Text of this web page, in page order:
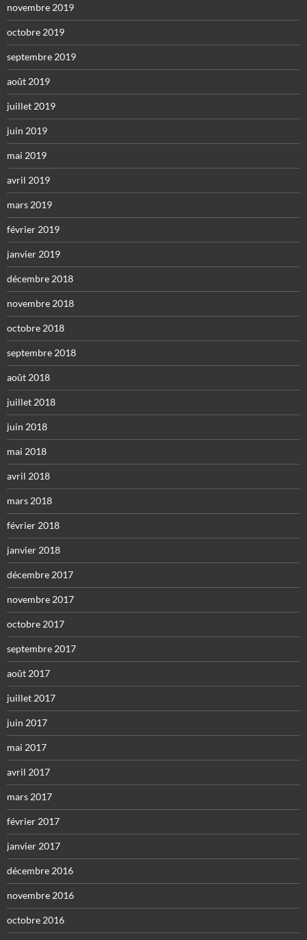
novembre 2019
octobre 2019
septembre 2019
août 2019
juillet 2019
juin 2019
mai 2019
avril 2019
mars 2019
février 2019
janvier 2019
décembre 2018
novembre 2018
octobre 2018
septembre 2018
août 2018
juillet 2018
juin 2018
mai 2018
avril 2018
mars 2018
février 2018
janvier 2018
décembre 2017
novembre 2017
octobre 2017
septembre 2017
août 2017
juillet 2017
juin 2017
mai 2017
avril 2017
mars 2017
février 2017
janvier 2017
décembre 2016
novembre 2016
octobre 2016